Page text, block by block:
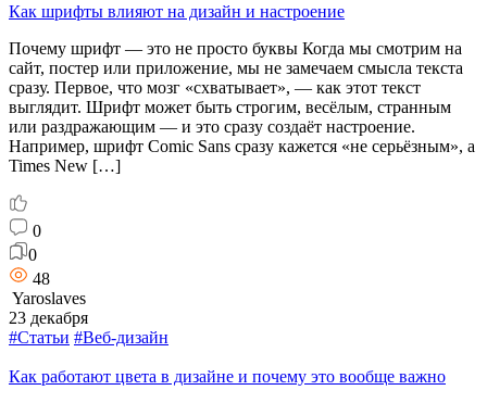
Как шрифты влияют на дизайн и настроение
Почему шрифт — это не просто буквы Когда мы смотрим на
сайт, постер или приложение, мы не замечаем смысла текста
сразу. Первое, что мозг «схватывает», — как этот текст
выглядит. Шрифт может быть строгим, весёлым, странным
или раздражающим — и это сразу создаёт настроение.
Например, шрифт Comic Sans сразу кажется «не серьёзным», а
Times New […]
0
0
48
Yaroslaves
23 декабря
#Статьи #Веб-дизайн
Как работают цвета в дизайне и почему это вообще важно